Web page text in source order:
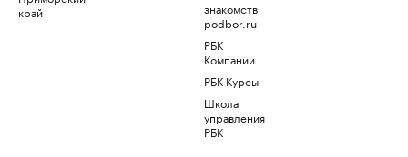
край
знакомств
podbor.ru
РБК
Компании
РБК Курсы
Школа
управления
РБК